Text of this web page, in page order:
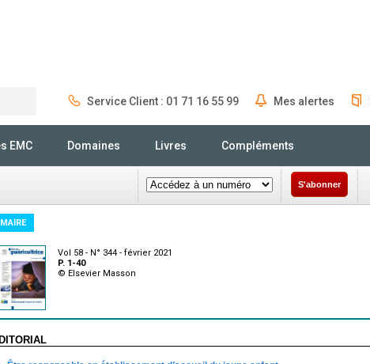
Service Client : 01 71 16 55 99 Mes alertes
EMC Domaines Livres Compléments
S'abonner
Vol 58 - N° 344 - février 2021
P. 1-40
© Elsevier Masson